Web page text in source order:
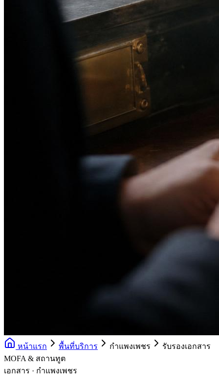
หน้าแรก พื้นที่บริการ กำแพงเพชร
รับรองเอกสาร
MOFA & สถานทูต
เอกสาร · กำแพงเพชร